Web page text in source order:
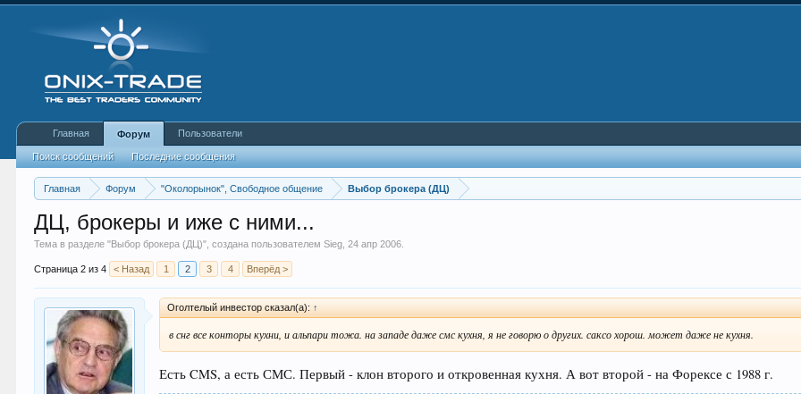
Главная Форум "Околорынок", Свободное общение Выбор брокера (ДЦ)
ДЦ, брокеры и иже с ними...
Тема в разделе "Выбор брокера (ДЦ)", создана пользователемSieg ,24 апр 2006
Страница 2 из 4 < Назад 1 2 3 4 Вперёд >
Оголтелый инвестор сказал(а): ↑
в снг все конторы кухни, и альпари тожа. на западе даже смс кухня, я не говорю о других. саксо хорош. может даже не кухня.
Есть CMS, а есть СМС. Первый - клон второго и откровенная кухня. А вот второй - на Форексе с 1988 г.
Главная Форум
Поиск сообщений Последние сообщения
Пользователи